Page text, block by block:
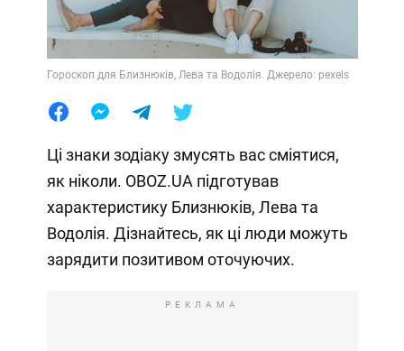
Гороскоп для Близнюків, Лева та Водолія. Джерело: pexels
Ці знаки зодіаку змусять вас сміятися,
як ніколи. OBOZ.UA підготував
характеристику Близнюків, Лева та
Водолія. Дізнайтесь, як ці люди можуть
зарядити позитивом оточуючих.
РЕКЛАМА